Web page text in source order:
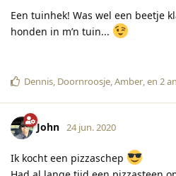
Een tuinhek! Was wel een beetje
honden in m’n tuin...
Dennis, Doornroosje,Amber, en 2
John 24 jun. 2020
Ik kocht een pizzaschep